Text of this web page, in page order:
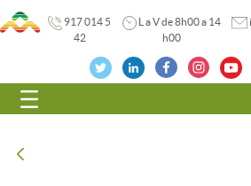
917 014 5
42
L a V de 8h00 a 14
h00